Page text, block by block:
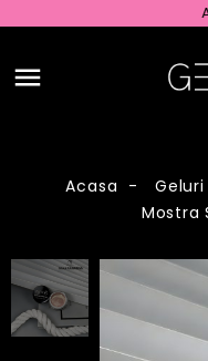
Acasa Geluri
Mostra